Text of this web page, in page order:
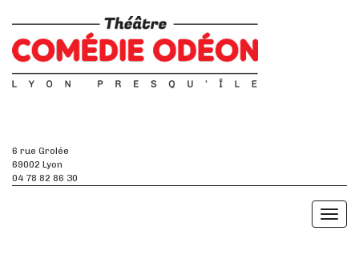
6 rue Grolée
69002 Lyon
04 78 82 86 30
Toggle